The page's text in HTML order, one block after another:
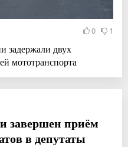
0 1
задержали двух
мототранспорта
завершен приём
в депутаты